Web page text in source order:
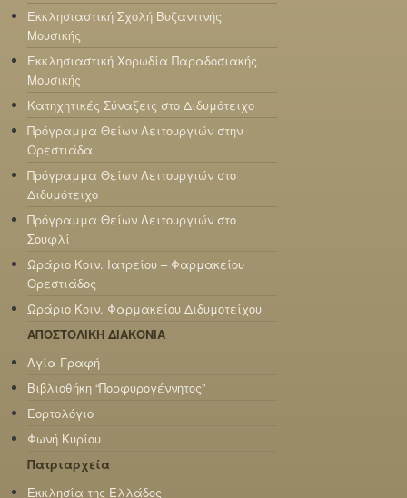
Εκκλησιαστική Σχολή Βυζαντινής
Μουσικής
Εκκλησιαστική Χορωδία Παραδοσιακής
Μουσικής
Κατηχητικές Σύναξεις στο Διδυμότειχο
Πρόγραμμα Θείων Λειτουργιών στην
Ορεστιάδα
Πρόγραμμα Θείων Λειτουργιών στο
Διδυμότειχο
Πρόγραμμα Θείων Λειτουργιών στο
Σουφλί
Ωράριο Κοιν. Ιατρείου – Φαρμακείου
Ορεστιάδος
Ωράριο Κοιν. Φαρμακείου Διδυμοτείχου
ΑΠΟΣΤΟΛΙΚΗ ΔΙΑΚΟΝΙΑ
Αγία Γραφή
Βιβλιοθήκη “Πορφυρογέννητος”
Εορτολόγιο
Φωνή Κυρίου
Πατριαρχεία
Εκκλησία της Ελλάδος